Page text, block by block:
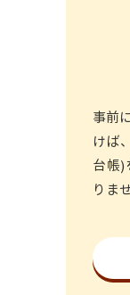
事前
けば
台帳)
りま